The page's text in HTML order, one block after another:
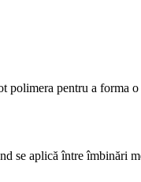
polimera pentru a forma
se aplică între îmbinări